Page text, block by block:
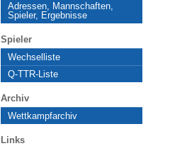
Adressen, Mannschaften,
Spieler, Ergebnisse
Spieler
Wechselliste
Q-TTR-Liste
Archiv
Wettkampfarchiv
Links